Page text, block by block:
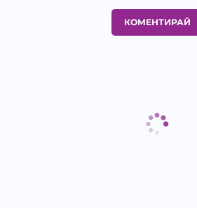
КОМЕНТИРАЙ